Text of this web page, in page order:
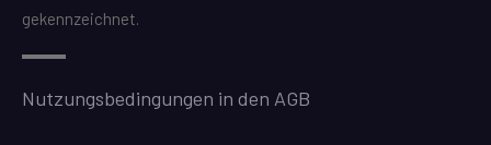
gekennzeichnet.
Nutzungsbedingungen in den AGB